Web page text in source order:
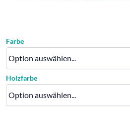
Farbe
Holzfarbe